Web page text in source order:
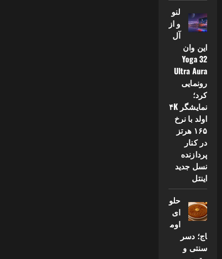
لنو
و از
آل
این وان
Yoga 32
Ultra Aura
رونمایی
کرد؛
نمایشگر ۴K
اولد با نرخ
۱۶۵ هرتز
در کنار
پردازنده
نسل جدید
اینتل
حلو
ای
اوم
اج؛ دسر
سنتی و